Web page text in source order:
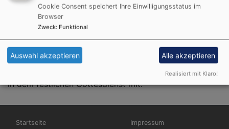
Kreuzkirche in
die Gemeinde mit Regionalbischöfin Gisela Bornowski
das 75jährige Jubiläum.
Neben dem Posaunenchor und
dem ökumenischen Chor wirkte auch der Kindergarten
in dem festlichen Gottesdienst mit.
Hauptnavigation
Startseite Fußbereichsmenü
Impressum
Cookie Consent speichert Ihre Einwilligungsstatus im
Browser
Zweck: Funktional
Auswahl akzeptieren Alle akzeptieren
Realisiert mit Klaro!